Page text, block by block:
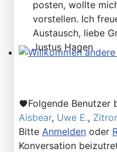
posten, wollte
vorstellen. Ich
Austausch, liebe
Justus Hagen
Folgende Benutzer
Aisbear, Uwe E.,
Bitte Anmelden oder
Konversation